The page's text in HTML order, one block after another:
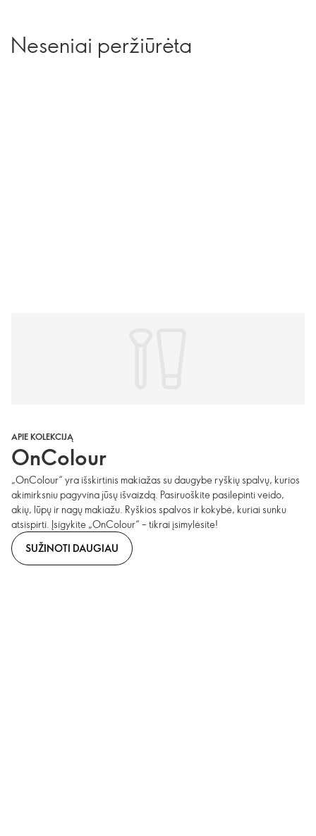
Neseniai peržiūrėta
APIE KOLEKCIJĄ
OnColour
„OnColour“ yra išskirtinis makiažas su daugybe ryškių spalvų, kurios
akimirksniu pagyvina jūsų išvaizdą. Pasiruoškite pasilepinti veido,
akių, lūpų ir nagų makiažu. Ryškios spalvos ir kokybė, kuriai sunku
atsispirti. Įsigykite „OnColour“ – tikrai įsimylėsite!
SUŽINOTI DAUGIAU